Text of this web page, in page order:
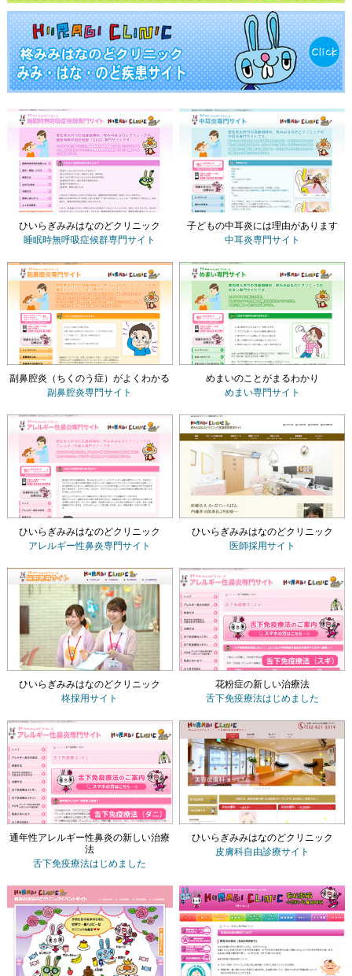
ひいらぎみみはなのどクリニック
睡眠時無呼吸症候群専門サイト
子どもの中耳炎には理由があります
中耳炎専門サイト
副鼻腔炎（ちくのう症）がよくわかる
副鼻腔炎専門サイト
めまいのことがまるわかり
めまい専門サイト
ひいらぎみみはなのどクリニック
アレルギー性鼻炎専門サイト
ひいらぎみみはなのどクリニック
医師採用サイト
ひいらぎみみはなのどクリニック
柊採用サイト
花粉症の新しい治療法
舌下免疫療法はじめました
通年性アレルギー性鼻炎の新しい治療
法
舌下免疫療法はじめました
ひいらぎみみはなのどクリニック
皮膚科自由診療サイト